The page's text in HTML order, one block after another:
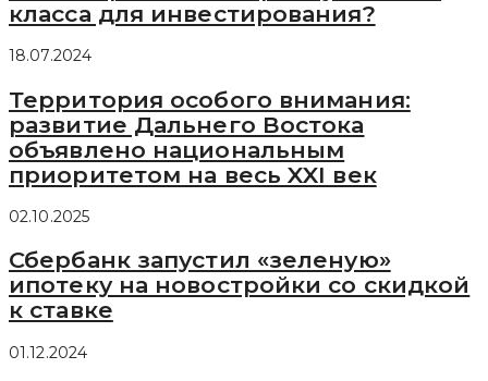
класса для инвестирования?
18.07.2024
Территория особого внимания:
развитие Дальнего Востока
объявлено национальным
приоритетом на весь XXI век
02.10.2025
Сбербанк запустил «зеленую»
ипотеку на новостройки со скидкой
к ставке
01.12.2024